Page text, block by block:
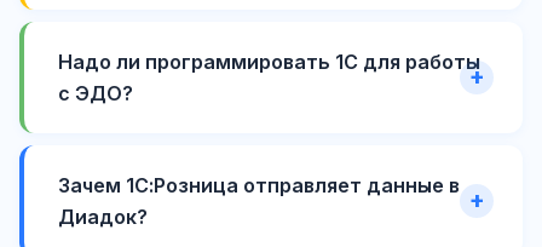
Надо ли программировать 1С для работы
с ЭДО?
Зачем 1С:Розница отправляет данные в
Диадок?